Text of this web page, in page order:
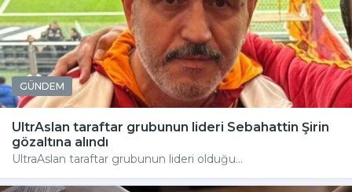
GÜNDEM
UltrAslan taraftar grubunun lideri Sebahattin Şirin
gözaltına alındı
UltraAslan taraftar grubunun lideri olduğu...